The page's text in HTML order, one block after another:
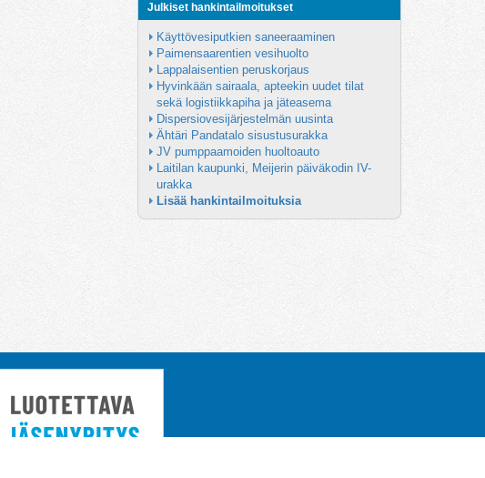
Julkiset hankintailmoitukset
Käyttövesiputkien saneeraaminen
Paimensaarentien vesihuolto
Lappalaisentien peruskorjaus
Hyvinkään sairaala, apteekin uudet tilat
sekä logistiikkapiha ja jäteasema
Dispersiovesijärjestelmän uusinta
Ähtäri Pandatalo sisustusurakka
JV pumppaamoiden huoltoauto
Laitilan kaupunki, Meijerin päiväkodin IV-
urakka
Lisää hankintailmoituksia